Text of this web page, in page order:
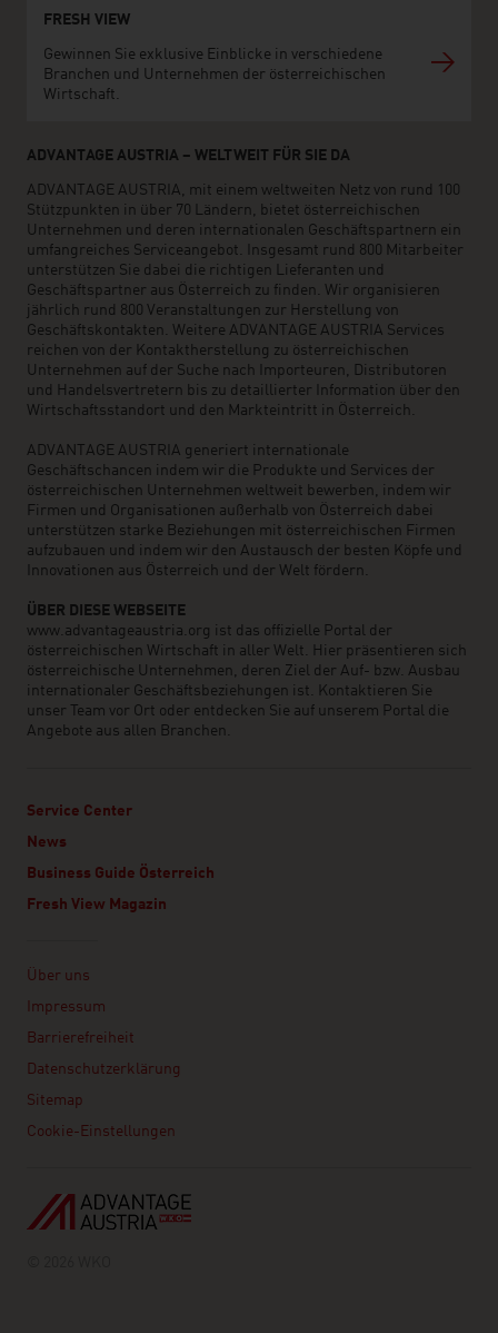
FRESH VIEW
Gewinnen Sie exklusive Einblicke in verschiedene
Branchen und Unternehmen der österreichischen
Wirtschaft.
ADVANTAGE AUSTRIA – WELTWEIT FÜR SIE DA
ADVANTAGE AUSTRIA, mit einem weltweiten Netz von rund 100
Stützpunkten in über 70 Ländern, bietet österreichischen
Unternehmen und deren internationalen Geschäftspartnern ein
umfangreiches Serviceangebot. Insgesamt rund 800 Mitarbeiter
unterstützen Sie dabei die richtigen Lieferanten und
Geschäftspartner aus Österreich zu finden. Wir organisieren
jährlich rund 800 Veranstaltungen zur Herstellung von
Geschäftskontakten. Weitere ADVANTAGE AUSTRIA Services
reichen von der Kontaktherstellung zu österreichischen
Unternehmen auf der Suche nach Importeuren, Distributoren
und Handelsvertretern bis zu detaillierter Information über den
Wirtschaftsstandort und den Markteintritt in Österreich.
ADVANTAGE AUSTRIA generiert internationale
Geschäftschancen indem wir die Produkte und Services der
österreichischen Unternehmen weltweit bewerben, indem wir
Firmen und Organisationen außerhalb von Österreich dabei
unterstützen starke Beziehungen mit österreichischen Firmen
aufzubauen und indem wir den Austausch der besten Köpfe und
Innovationen aus Österreich und der Welt fördern.
ÜBER DIESE WEBSEITE
www.advantageaustria.org ist das offizielle Portal der
österreichischen Wirtschaft in aller Welt. Hier präsentieren sich
österreichische Unternehmen, deren Ziel der Auf- bzw. Ausbau
internationaler Geschäftsbeziehungen ist. Kontaktieren Sie
unser Team vor Ort oder entdecken Sie auf unserem Portal die
Angebote aus allen Branchen.
Service Center
News
Business Guide Österreich
Fresh View Magazin
Über uns
Impressum
Barrierefreiheit
Datenschutzerklärung
Sitemap
Cookie-Einstellungen